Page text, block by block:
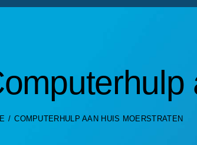
COMPUTERHULP AAN HUIS MOERSTRATEN